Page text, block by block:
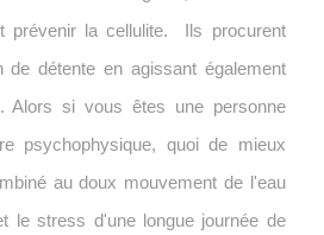
prévenir la cellulite. Ils procurent
de détente en agissant également
Alors si vous êtes une personne
psychophysique, quoi de mieux
au doux mouvement de l'eau
le stress d'une longue journée de